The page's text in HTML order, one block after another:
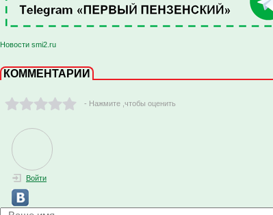
Новости smi2.ru
КОММЕНТАРИИ
- Нажмите ,чтобы оценить
Войти